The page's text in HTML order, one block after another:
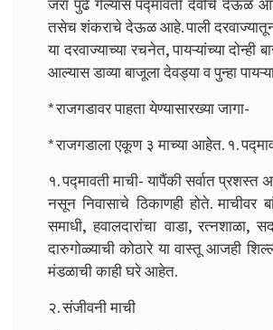
जरा पुढे गेल्यास पद्मावती देवीचे देऊळ
तसेच शंकराचे देऊळ आहे. पाली दरवाज्यातून
या दरवाज्याच्या रचनेत, पायऱ्यांच्या
आल्यास डाव्या बाजूला देवड्या व पुन्हा
* राजगडावर पाहता येण्यासारख्या जागा-
* राजगडाला एकूण ३ माच्या आहेत. १.
१. पद्मावती माची- यापैंकी सर्वात
नसून निवासाचे ठिकाणही होते.
समाधी, हवालदारांचा वाडा,
दारुगोळ्याची कोठारे या वास्तू आजही
मंडळाची काही घरे आहेत.
२. संजीवनी माची